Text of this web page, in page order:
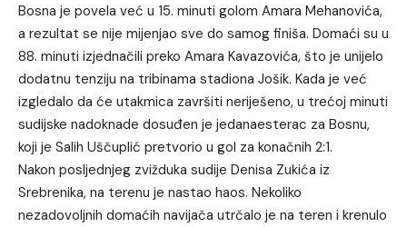
Bosna je povela već u 15. minuti golom Amara Mehanovića,
a rezultat se nije mijenjao sve do samog finiša. Domaći su u
88. minuti izjednačili preko Amara Kavazovića, što je unijelo
dodatnu tenziju na tribinama stadiona Jošik. Kada je već
izgledalo da će utakmica završiti neriješeno, u trećoj minuti
sudijske nadoknade dosuđen je jedanaesterac za Bosnu,
koji je Salih Uščuplić pretvorio u gol za konačnih 2:1.
Nakon posljednjeg zvižduka sudije Denisa Zukića iz
Srebrenika, na terenu je nastao haos. Nekoliko
nezadovoljnih domaćih navijača utrčalo je na teren i krenulo